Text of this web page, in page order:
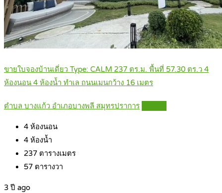
ขายใบจองบ้านเดี่ยว Type: CALM 237 ตร.ม. พื้นที่ 57.30 ตร.ว 4
ห้องนอน 4 ห้องน้ำ ทำเล ถนนเมนกว้าง 16 เมตร
ตำบล บางแก้ว อำเภอบางพลี สมุทรปราการ
4 ห้องนอน
4 ห้องน้ำ
237 ตารางเมตร
57 ตารางวา
3 ปี ago